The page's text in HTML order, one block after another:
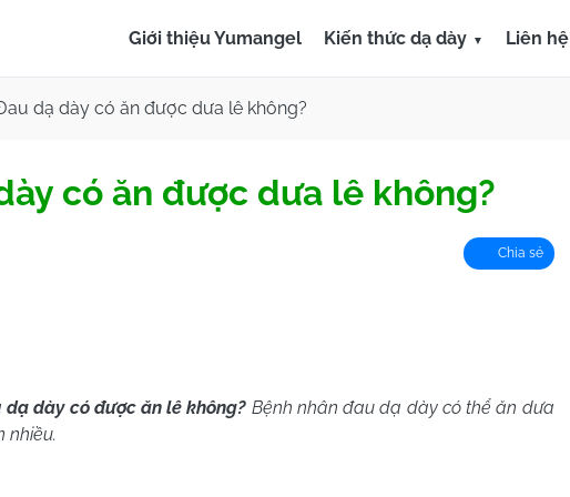
Giới thiệu Yumangel Kiến thức dạ dày Liên hệ
dạ dày có ăn được dưa lê không?
có ăn được dưa lê không?
Chia sẻ
dạ dày có được ăn lê không? Bệnh nhân đau dạ dày có thể ăn dưa
nhiều.